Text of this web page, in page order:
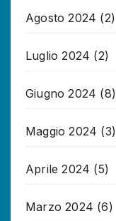
Agosto 2024 (2)
Luglio 2024 (2)
Giugno 2024 (8)
Maggio 2024 (3)
Aprile 2024 (5)
Marzo 2024 (6)